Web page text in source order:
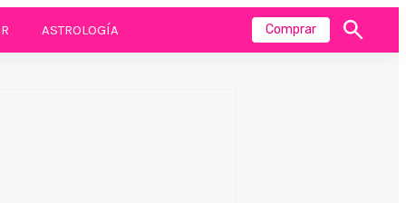
ASTROLOGÍA Comprar
Mostrar